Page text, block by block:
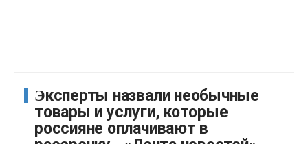
Эксперты назвали необычные
товары и услуги, которые
россияне оплачивают в